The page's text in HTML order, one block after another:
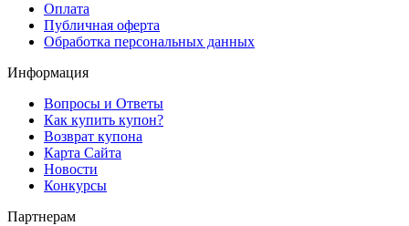
Оплата
Публичная оферта
Обработка персональных данных
Информация
Вопросы и Ответы
Как купить купон?
Возврат купона
Карта Сайта
Новости
Конкурсы
Партнерам